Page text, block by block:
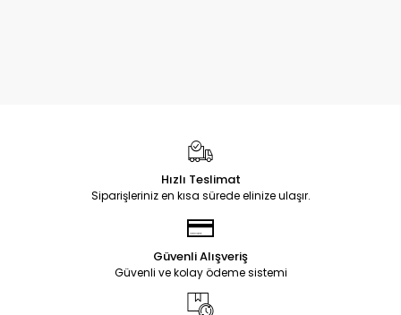
Hızlı Teslimat
Siparişleriniz en kısa sürede elinize ulaşır.
Güvenli Alışveriş
Güvenli ve kolay ödeme sistemi